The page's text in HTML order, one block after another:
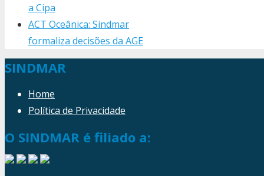
a Cipa
ACT Oceânica: Sindmar
formaliza decisões da AGE
SINDMAR
Home
Política de Privacidade
O SINDMAR é filiado a: